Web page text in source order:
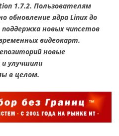
1.7.2. Пользователям
обновление ядра Linux до
поддержка новых чипсетов
видеокарт.
новые
улучшили
в целом.